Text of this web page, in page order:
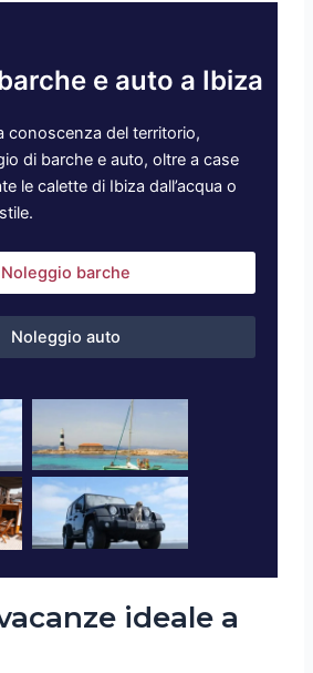
e auto a Ibiza
conoscenza del territorio,
di barche e auto, oltre a case
le calette di Ibiza dall’acqua o
Noleggio barche
Noleggio auto
ideale a